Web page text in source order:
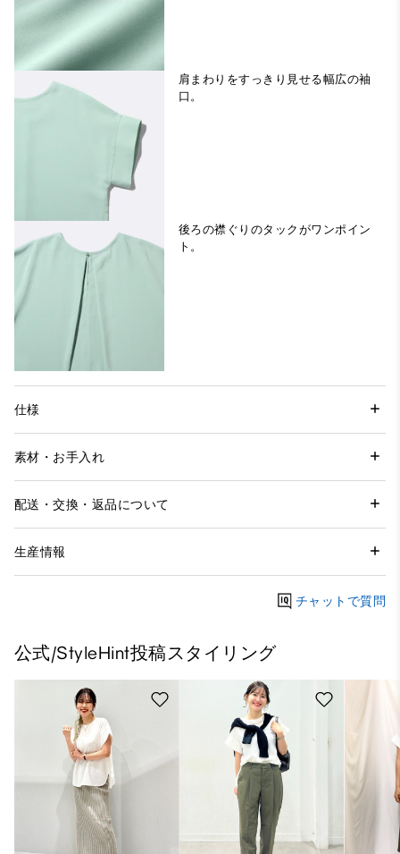
肩まわりをすっきり見せる幅広の袖
口。
後ろの襟ぐりのタックがワンポイン
ト。
仕様
素材・お手入れ
配送・交換・返品について
生産情報
チャットで質問
公式/StyleHint投稿スタイリング